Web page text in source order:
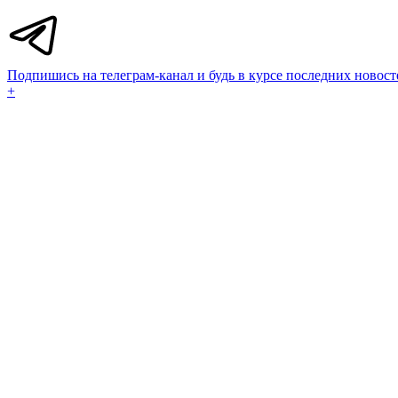
Подпишись на телеграм-канал и будь в курсе последних
+